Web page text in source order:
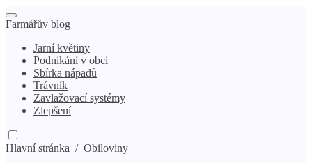
Farmářův blog
Jarní květiny
Podnikání v obci
Sbírka nápadů
Trávník
Zavlažovací systémy
Zlepšení
Hlavní stránka / Obiloviny